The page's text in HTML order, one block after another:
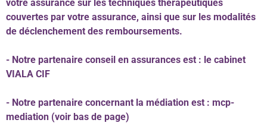
votre assurance sur les techniques thérapeutiques
couvertes par votre assurance, ainsi que sur les modalités
de déclenchement des remboursements.
- Notre partenaire conseil en assurances est : le cabinet
VIALA CIF
- Notre partenaire concernant la médiation est : mcp-
mediation (voir bas de page)